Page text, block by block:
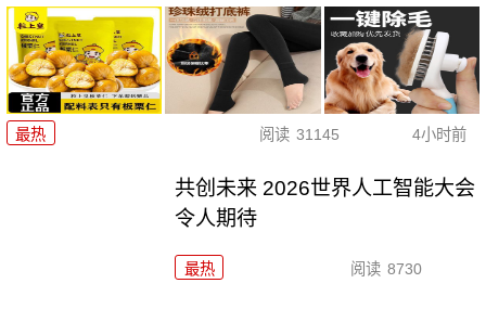
最热 阅读 31145 4小时前
共创未来 2026世界人工智能大会
令人期待
最热 阅读 8730